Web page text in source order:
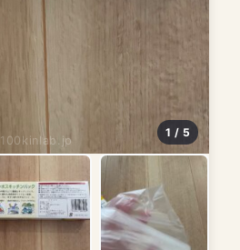
100kinlab.jp
1 / 5